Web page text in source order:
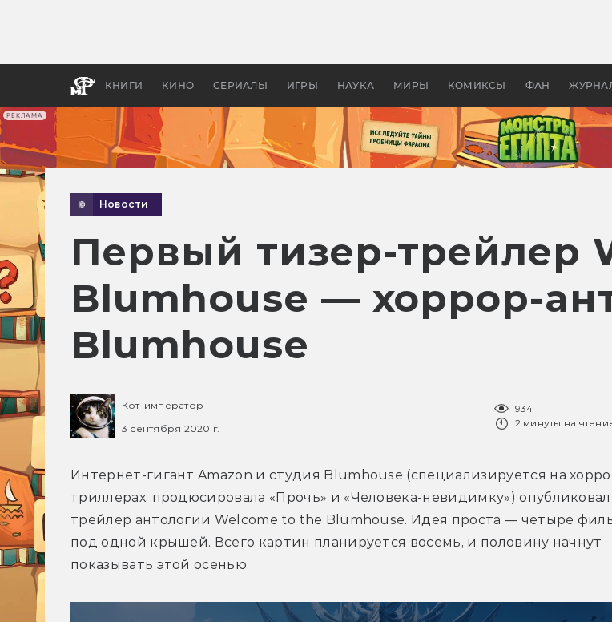
РЕКЛАМА
КНИГИ КИНО СЕРИАЛЫ ИГРЫ НАУКА МИРЫ КОМИКСЫ ФАН
бы «Властелина колец»
Новости
Первый тизер-трейлер
Blumhouse — хоррор-
Blumhouse
Кот-император
3 сентября 2020 г.
934
2 минуты на
Интернет-гигант Amazon и студия Blumhouse (специализируется на
триллерах, продюсировала «Прочь» и «Человека-невидимку»)
трейлер антологии Welcome to the Blumhouse. Идея проста — четыре
под одной крышей. Всего картин планируется восемь, и половину начнут
показывать этой осенью.